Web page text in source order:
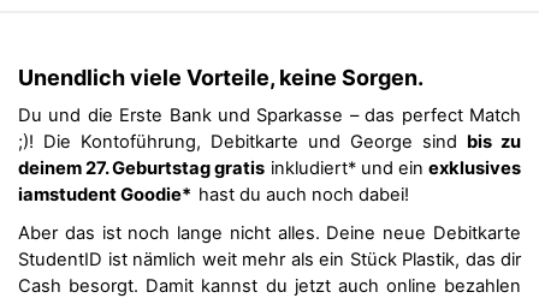
Unendlich viele Vorteile, keine Sorgen.
Du und die Erste Bank und Sparkasse – das perfect Match
;)! Die Kontoführung, Debitkarte und George sind bis zu
deinem 27. Geburtstag gratis inkludiert* und einexklusives
iamstudent Goodie* hast du auch noch dabei!
Aber das ist noch lange nicht alles. Deine neue Debitkarte
StudentID ist nämlich weit mehr als ein Stück Plastik, das dir
Cash besorgt. Damit kannst du jetzt auch online bezahlen